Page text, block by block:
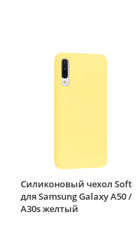
Силиконовый чехол Soft
для Samsung Galaxy A50 /
A30s желтый